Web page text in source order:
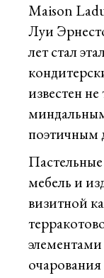
Maison
Луи
лет стал
известен
поэтичным
мебель и
визитной
элементами